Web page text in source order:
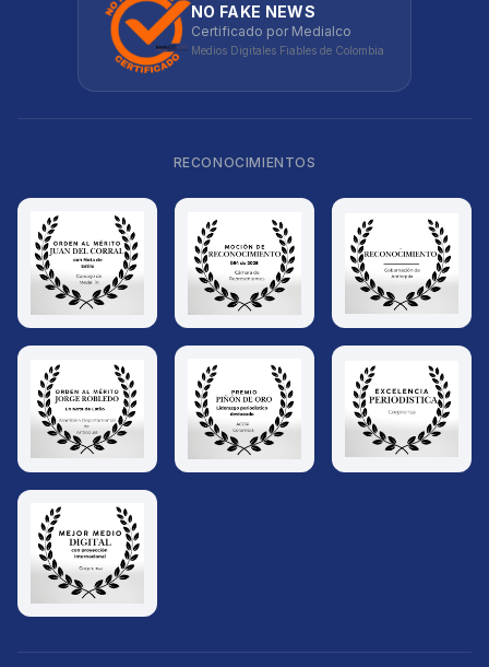
NO FAKE NEWS
Certificado por Medialco
Medios Digitales Fiables de Colombia
RECONOCIMIENTOS